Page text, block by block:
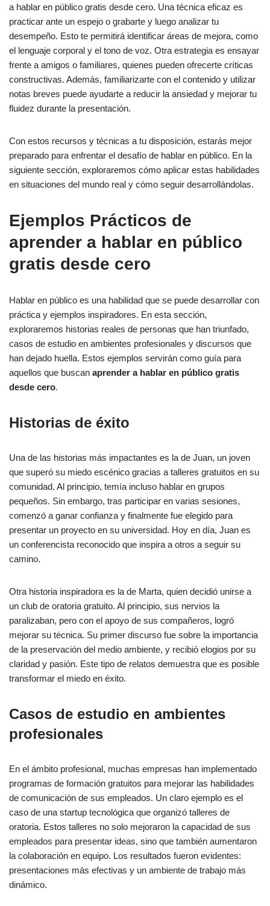
a hablar en público gratis desde cero. Una técnica eficaz es
practicar ante un espejo o grabarte y luego analizar tu
desempeño. Esto te permitirá identificar áreas de mejora, como
el lenguaje corporal y el tono de voz. Otra estrategia es ensayar
frente a amigos o familiares, quienes pueden ofrecerte críticas
constructivas. Además, familiarizarte con el contenido y utilizar
notas breves puede ayudarte a reducir la ansiedad y mejorar tu
fluidez durante la presentación.
Con estos recursos y técnicas a tu disposición, estarás mejor
preparado para enfrentar el desafío de hablar en público. En la
siguiente sección, exploraremos cómo aplicar estas habilidades
en situaciones del mundo real y cómo seguir desarrollándolas.
Ejemplos Prácticos de
aprender a hablar en público
gratis desde cero
Hablar en público es una habilidad que se puede desarrollar con
práctica y ejemplos inspiradores. En esta sección,
exploraremos historias reales de personas que han triunfado,
casos de estudio en ambientes profesionales y discursos que
han dejado huella. Estos ejemplos servirán como guía para
aquellos que buscan aprender a hablar en público gratis
desde cero.
Historias de éxito
Una de las historias más impactantes es la de Juan, un joven
que superó su miedo escénico gracias a talleres gratuitos en su
comunidad. Al principio, temía incluso hablar en grupos
pequeños. Sin embargo, tras participar en varias sesiones,
comenzó a ganar confianza y finalmente fue elegido para
presentar un proyecto en su universidad. Hoy en día, Juan es
un conferencista reconocido que inspira a otros a seguir su
camino.
Otra historia inspiradora es la de Marta, quien decidió unirse a
un club de oratoria gratuito. Al principio, sus nervios la
paralizaban, pero con el apoyo de sus compañeros, logró
mejorar su técnica. Su primer discurso fue sobre la importancia
de la preservación del medio ambiente, y recibió elogios por su
claridad y pasión. Este tipo de relatos demuestra que es posible
transformar el miedo en éxito.
Casos de estudio en ambientes
profesionales
En el ámbito profesional, muchas empresas han implementado
programas de formación gratuitos para mejorar las habilidades
de comunicación de sus empleados. Un claro ejemplo es el
caso de una startup tecnológica que organizó talleres de
oratoria. Estos talleres no solo mejoraron la capacidad de sus
empleados para presentar ideas, sino que también aumentaron
la colaboración en equipo. Los resultados fueron evidentes:
presentaciones más efectivas y un ambiente de trabajo más
dinámico.